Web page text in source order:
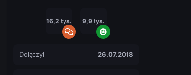
16,2 tys. 9,9 tys.
Dołączył 26.07.2018